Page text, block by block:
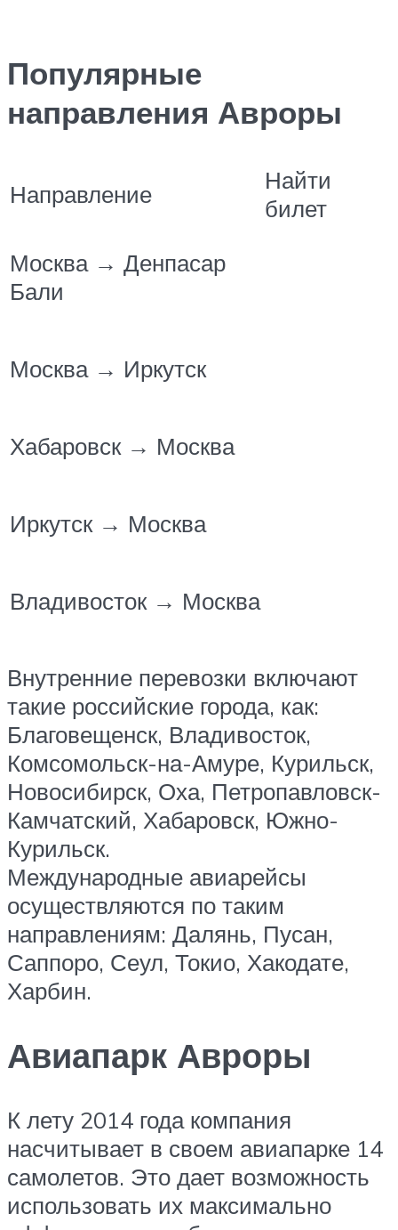
Популярные
направления Авроры
Направление
Найти
билет
Москва → Денпасар
Бали
Москва → Иркутск
Хабаровск → Москва
Иркутск → Москва
Владивосток → Москва
Внутренние перевозки включают
такие российские города, как:
Благовещенск, Владивосток,
Комсомольск-на-Амуре, Курильск,
Новосибирск, Оха, Петропавловск-
Камчатский, Хабаровск, Южно-
Курильск.
Международные авиарейсы
осуществляются по таким
направлениям: Далянь, Пусан,
Саппоро, Сеул, Токио, Хакодате,
Харбин.
Авиапарк Авроры
К лету 2014 года компания
насчитывает в своем авиапарке 14
самолетов. Это дает возможность
использовать их максимально